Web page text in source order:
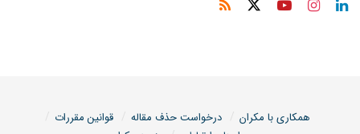
همکاری با مکران درخواست حذف مقاله
قوانین مقررات